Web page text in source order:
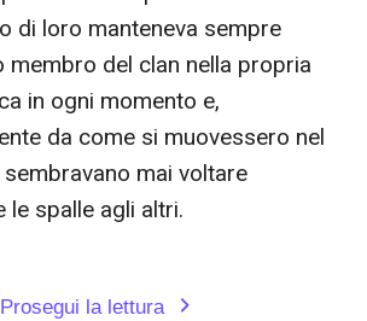
Prosegui la lettura expand_more